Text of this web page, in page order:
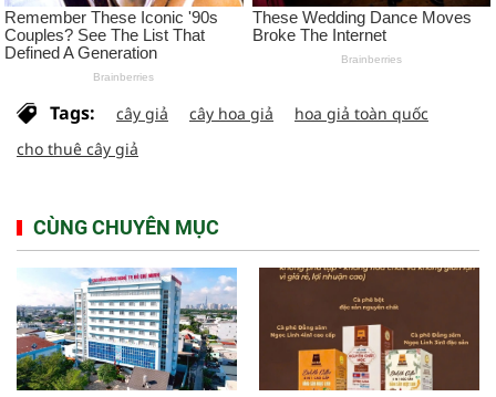
Tags: cây giả cây hoa giả
hoa giả toàn quốc
cho thuê cây giả
CÙNG CHUYÊN MỤC